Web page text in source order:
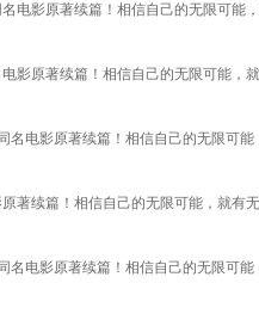
电影原著续篇！相信自己的无限可
影原著续篇！相信自己的无限可能
名电影原著续篇！相信自己的无限
著续篇！相信自己的无限可能，就
名电影原著续篇！相信自己的无限